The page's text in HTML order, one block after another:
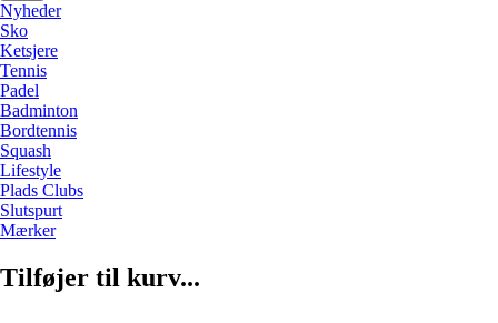
Nyheder
Sko
Ketsjere
Tennis
Padel
Badminton
Bordtennis
Squash
Lifestyle
Plads Clubs
Slutspurt
Mærker
Tilføjer til kurv...